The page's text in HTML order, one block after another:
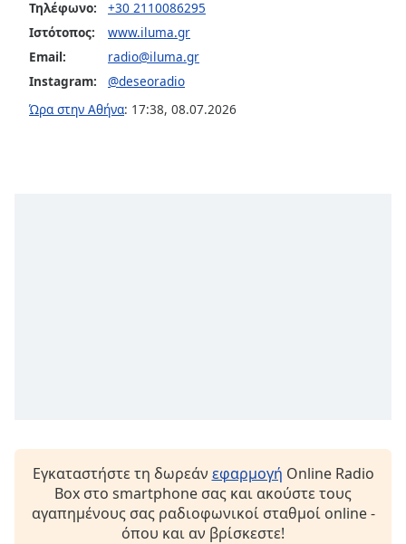
Font
Family
Reset
Τηλέφωνο:
+30 2110086295
Ιστότοπος:
www.iluma.gr
Email:
radio@iluma.gr
Instagram:
@deseoradio
Ώρα στην Αθήνα: 17:38, 08.07.2026
Εγκαταστήστε τη δωρεάν εφαρμογή Online Radio
Box στο smartphone σας και ακούστε τους
αγαπημένους σας ραδιοφωνικοί σταθμοί online -
όπου και αν βρίσκεστε!